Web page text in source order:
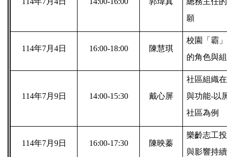
願
114年7月4日 16:00-18:00 陳慧琪
校園「霸
的角色與
114年7月9日 14:00-15:30 戴心屏
社區組織
與功能-以
社區為例
114年7月9日 16:00-17:30 陳映蓁
樂齡志工
與影響持